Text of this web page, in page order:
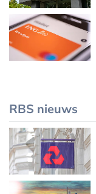
RBS nieuws